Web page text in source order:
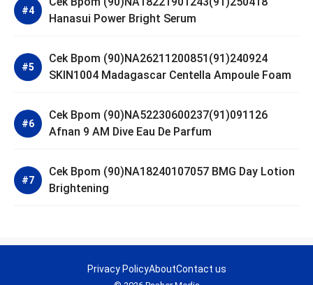
Hanasui Power Bright Serum
Cek Bpom (90)NA26211200851(91)240924
SKIN1004 Madagascar Centella Ampoule Foam
Cek Bpom (90)NA52230600237(91)091126
Afnan 9 AM Dive Eau De Parfum
Cek Bpom (90)NA18240107057 BMG Day Lotion
Brightening
Privacy PolicyAboutContact us